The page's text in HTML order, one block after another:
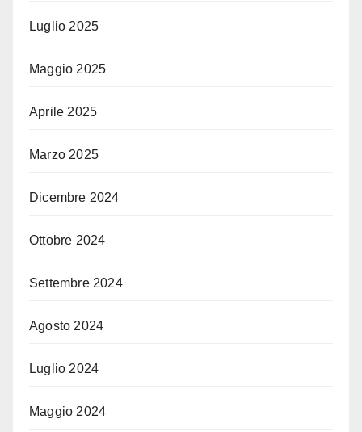
Luglio 2025
Maggio 2025
Aprile 2025
Marzo 2025
Dicembre 2024
Ottobre 2024
Settembre 2024
Agosto 2024
Luglio 2024
Maggio 2024